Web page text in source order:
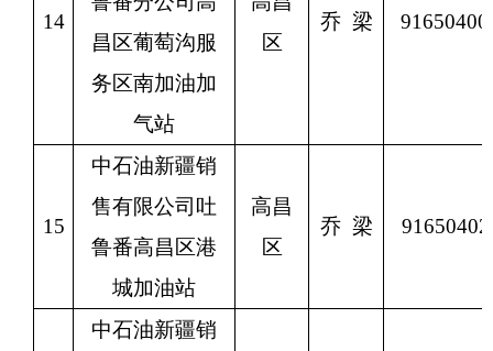
14
昌区葡萄沟服
务区南加油加
气站
区
乔 梁
15
中石油新疆销
售有限公司吐
鲁番高昌区港
城加油站
高昌
区
乔 梁
中石油新疆销